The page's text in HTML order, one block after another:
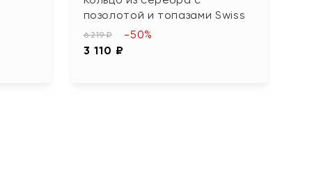
позолотой и топазами Swiss
6 219 ₽
3 110 ₽
-50%